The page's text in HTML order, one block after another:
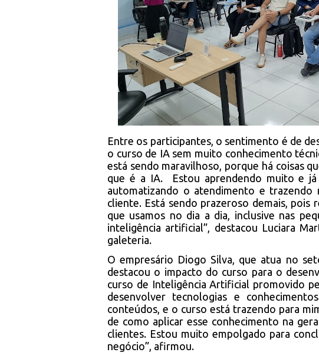
Entre os participantes, o sentimento é de
o curso de IA sem muito conhecimento
está sendo maravilhoso, porque há coisas
que é a IA. Estou aprendendo muito e
automatizando o atendimento e trazendo
cliente. Está sendo prazeroso demais, pois
que usamos no dia a dia, inclusive nas
inteligência artificial”, destacou Luciara
galeteria.
O empresário Diogo Silva, que atua no
destacou o impacto do curso para o
curso de Inteligência Artificial promovido
desenvolver tecnologias e
conteúdos, e o curso está trazendo para
de como aplicar esse conhecimento na
clientes. Estou muito empolgado para
negócio”, afirmou.